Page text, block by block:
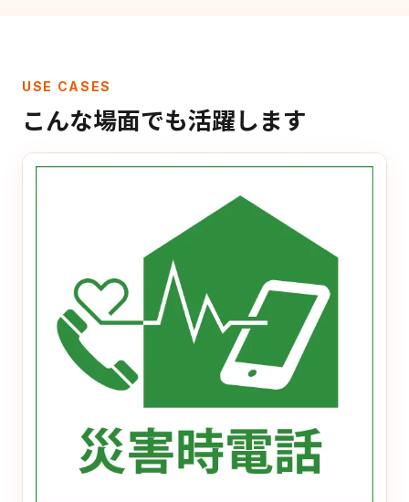
USE CASES
こんな場面でも活躍します